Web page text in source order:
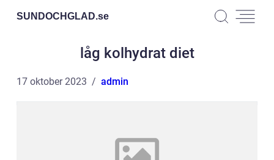
SUNDOCHGLAD.se
låg kolhydrat diet
17 oktober 2023 admin